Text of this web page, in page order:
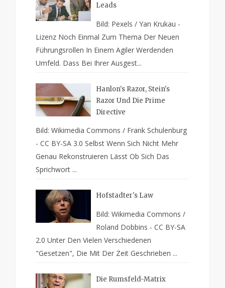
Leads
Bild: Pexels / Yan Krukau -
Lizenz Noch Einmal Zum Thema Der Neuen
Führungsrollen In Einem Agiler Werdenden
Umfeld. Dass Bei Ihrer Ausgest...
Hanlon's Razor, Stein's
Razor Und Die Prime
Directive
Bild: Wikimedia Commons / Frank Schulenburg
- CC BY-SA 3.0 Selbst Wenn Sich Nicht Mehr
Genau Rekonstruieren Lässt Ob Sich Das
Sprichwort ...
Hofstadter's Law
Bild: Wikimedia Commons /
Roland Dobbins - CC BY-SA
2.0 Unter Den Vielen Verschiedenen
"Gesetzen", Die Mit Der Zeit Geschrieben ...
Die Rumsfeld-Matrix